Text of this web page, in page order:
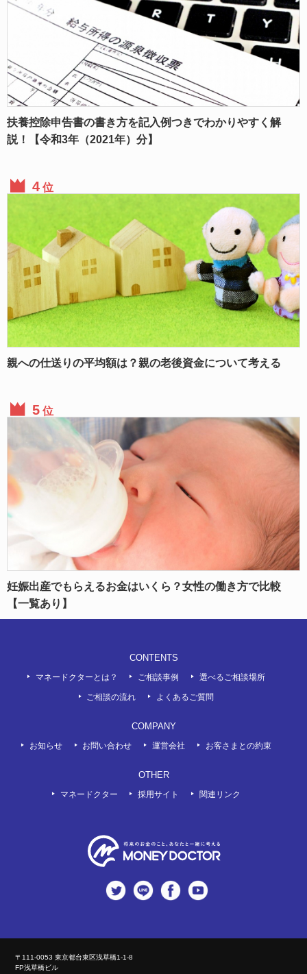
扶養控除申告書の書き方を記入例つきでわかりやすく解
説！【令和3年（2021年）分】
位
親への仕送りの平均額は？親の老後資金について考える
位
妊娠出産でもらえるお金はいくら？女性の働き方で比較
【一覧あり】
CONTENTS
マネードクターとは？ ご相談事例 選べるご相談場所
ご相談の流れ よくあるご質問
COMPANY
お知らせ お問い合わせ 運営会社 お客さまとの約束
OTHER
マネードクター 採用サイト 関連リンク
twitter LINE Facebook
〒111-0053 東京都台東区浅草橋1-1-8
FP浅草橋ビル